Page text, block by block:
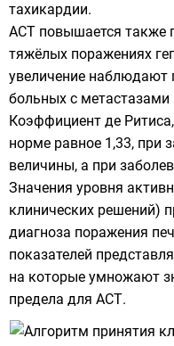
тахикардии.
АСТ повышается также
тяжёлых поражениях
увеличение наблюдают
больных с метастазами
Коэффициент де
норме равное 1,33, при
величины, а при
Значения уровня
клинических решений)
диагноза поражения
показателей
на которые умножают
предела для АСТ.